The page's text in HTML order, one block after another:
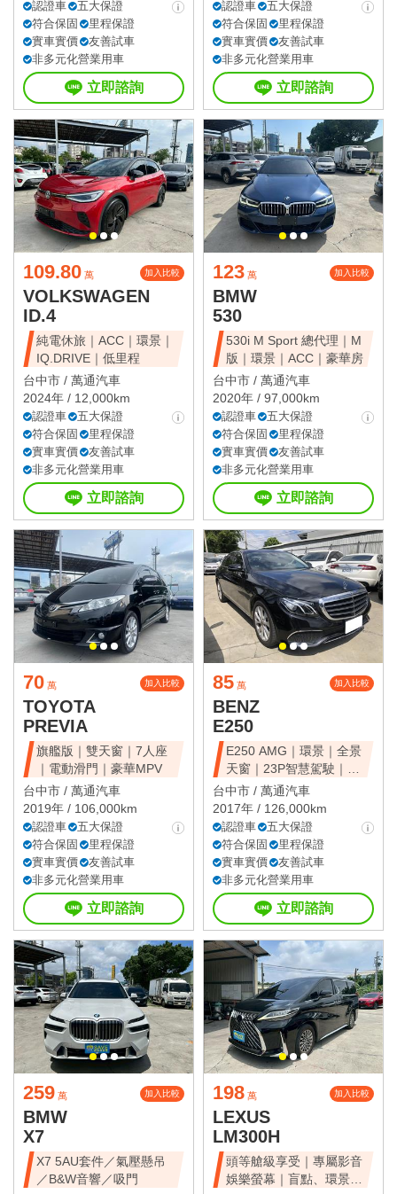
認證車
五大保證
符合保固
里程保證
實車實價
友善試車
非多元化營業用車
立即諮詢
認證車
五大保證
符合保固
里程保證
實車實價
友善試車
非多元化營業用車
立即諮詢
109.80 萬 加入比較
VOLKSWAGEN
ID.4
純電休旅｜ACC｜環景｜
IQ.DRIVE｜低里程
台中市 / 萬通汽車
2024年 / 12,000km
認證車
五大保證
符合保固
里程保證
實車實價
友善試車
非多元化營業用車
立即諮詢
123 萬 加入比較
BMW
530
530i M Sport 總代理｜M
版｜環景｜ACC｜豪華房
台中市 / 萬通汽車
2020年 / 97,000km
認證車
五大保證
符合保固
里程保證
實車實價
友善試車
非多元化營業用車
立即諮詢
70 萬 加入比較
TOYOTA
PREVIA
旗艦版｜雙天窗｜7人座
｜電動滑門｜豪華MPV
台中市 / 萬通汽車
2019年 / 106,000km
認證車
五大保證
符合保固
里程保證
實車實價
友善試車
非多元化營業用車
立即諮詢
85 萬 加入比較
BENZ
E250
E250 AMG｜環景｜全景
天窗｜23P智慧駕駛｜總
代理
台中市 / 萬通汽車
2017年 / 126,000km
認證車
五大保證
符合保固
里程保證
實車實價
友善試車
非多元化營業用車
立即諮詢
259 萬 加入比較
BMW
X7
X7 5AU套件／氣壓懸吊
／B&W音響／吸門
198 萬 加入比較
LEXUS
LM300H
頭等艙級享受｜專屬影音
娛樂螢幕｜盲點、環景、